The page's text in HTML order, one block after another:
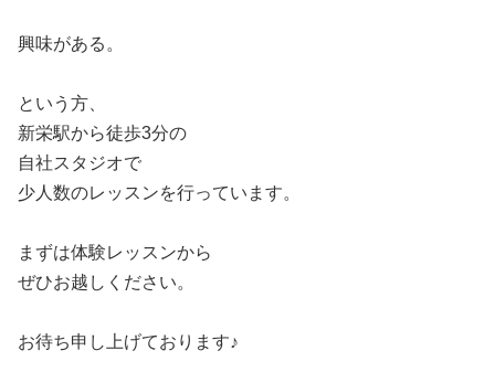
興味がある。
という方、
新栄駅から徒歩3分の
自社スタジオで
少人数のレッスンを行っています。
まずは体験レッスンから
ぜひお越しください。
お待ち申し上げております♪